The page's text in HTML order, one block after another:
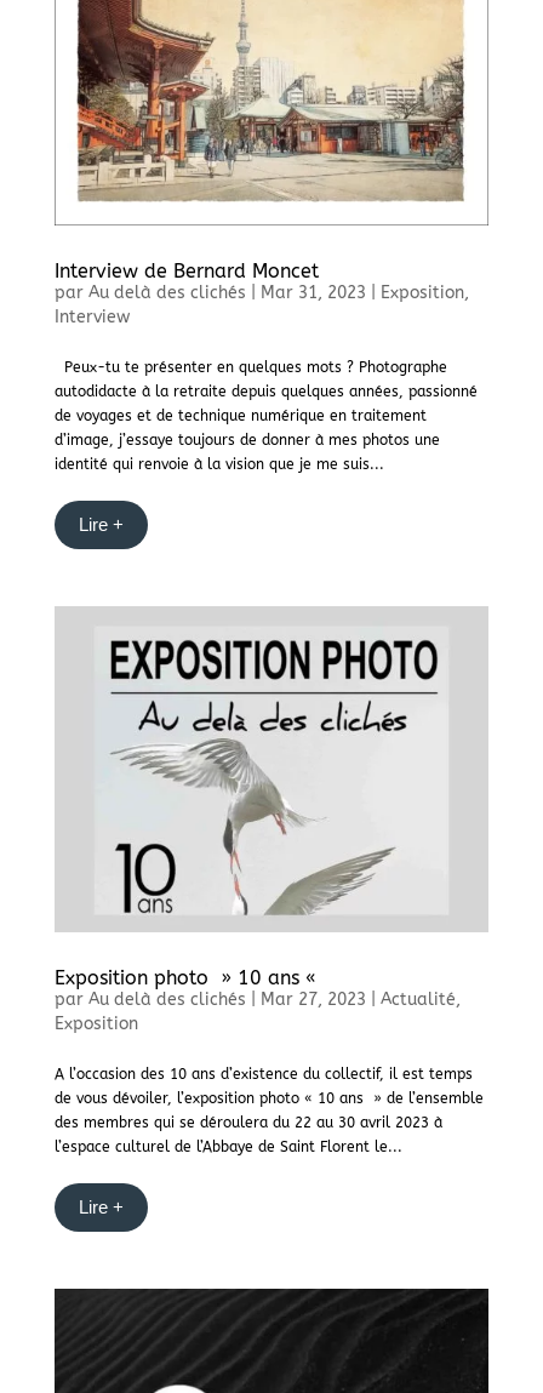
Interview de Bernard Moncet
par Au delà des clichés Mar 31, 2023 Exposition,
Interview
Peux-tu te présenter en quelques mots ? Photographe
autodidacte à la retraite depuis quelques années, passionné
de voyages et de technique numérique en traitement
d’image, j’essaye toujours de donner à mes photos une
identité qui renvoie à la vision que je me suis...
Lire +
Exposition photo » 10 ans «
par Au delà des clichés Mar 27, 2023 Actualité,
Exposition
A l’occasion des 10 ans d’existence du collectif, il est temps
de vous dévoiler, l’exposition photo « 10 ans » de l’ensemble
des membres qui se déroulera du 22 au 30 avril 2023 à
l’espace culturel de l’Abbaye de Saint Florent le...
Lire +